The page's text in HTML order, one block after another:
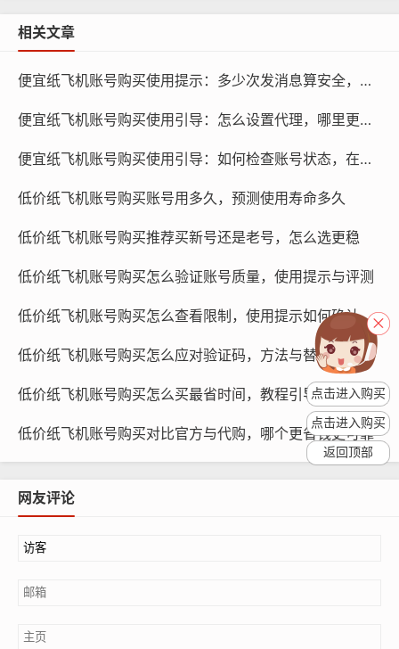
纸飞机账号购买, 在线购买tg账号, 电报聊天账号购买,wdd
16888.com
第三方账号销售平台：市面上有许多第三方账号销售平
号供购买，价格相对较低，需要注意的是，这些平台的账
号质量参差不齐，需要仔细甄别。
媒体代理公司：一些专业的媒体代理公司提供纸飞机账号
助企业选择最适合的账号，并制定有效的投放策略，这些
服务通常需要支付一定的代理费用。
社交媒体广告投放：除了购买账号，企业还可以通过社交
媒体广告投放来推广产品，这种方式的优点是灵活性高，
可以根据企业的需求定制广告内容，但缺点是成本相对较
相关文章
便宜纸飞机账号购买使用提示：多少次发消息算安全，怎么控制频率
便宜纸飞机账号购买使用引导：怎么设置代理，哪里更省资源
便宜纸飞机账号购买使用引导：如何检查账号状态，在哪里操作
低价纸飞机账号购买账号用多久，预测使用寿命多久
低价纸飞机账号购买推荐买新号还是老号，怎么选更稳
低价纸飞机账号购买怎么验证账号质量，使用提示与评测
低价纸飞机账号购买怎么查看限制，使用提示如何确认风控
低价纸飞机账号购买怎么应对验证码，方法与替代方案
低价纸飞机账号购买怎么买最省时间，教程引导如何快速完成
低价纸飞机账号购买对比官方与代购，哪个更省钱更可靠
网友评论
点击进入购买
点击进入购买
返回顶部